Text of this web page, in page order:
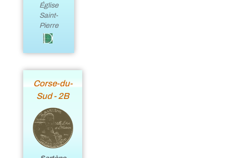
Église
Saint-
Pierre
Corse-du-
Sud - 2B